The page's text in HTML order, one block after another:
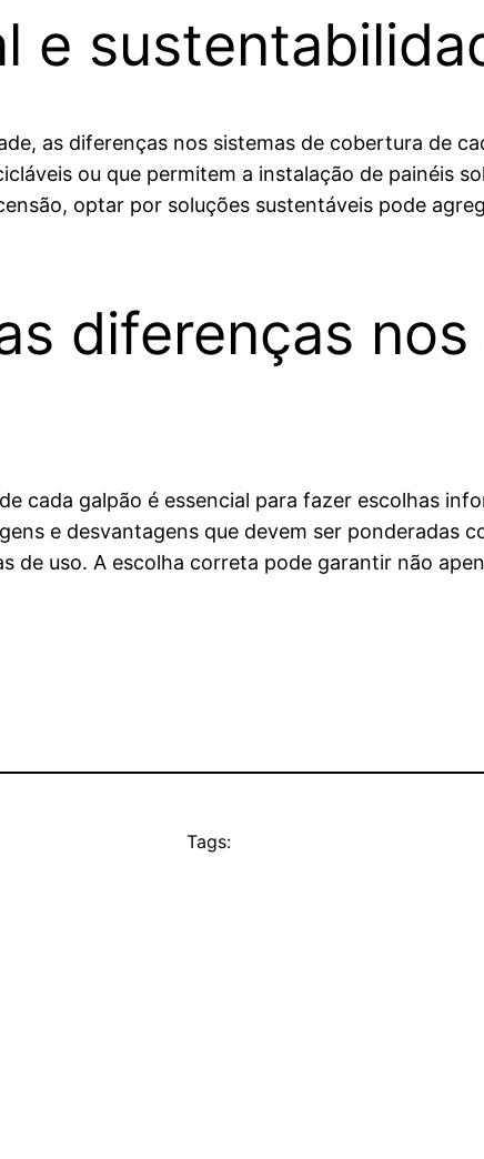
e
as diferenças nos sistemas de cobertura de
ou que permitem a instalação de painéis
optar por soluções sustentáveis pode
diferenças
cada galpão é essencial para fazer escolhas
e desvantagens que devem ser ponderadas
de uso. A escolha correta pode garantir não
Tags: